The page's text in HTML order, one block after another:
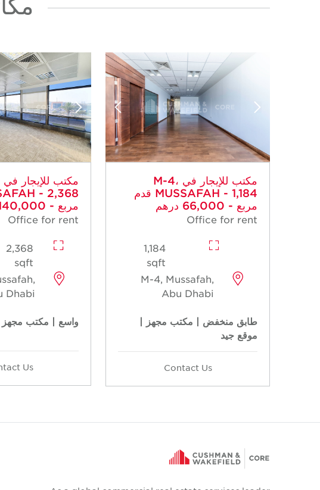
مكتب للإيجار في M-4،
MUSSAFAH - 1,184 قدم
مربع - 66,000 درهم
Office for rent
1,184
sqft
M-4, Mussafah,
Abu Dhabi
طابق منخفض | مكتب مجهز |
موقع جيد
Contact Us
مربع - 140,000 درهم
Office for rent
2,368
sqft
Dhabi
واسع | مكتب مجهز
Us